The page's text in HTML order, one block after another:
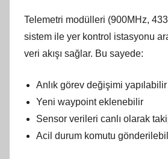
Telemetri modülleri (900MHz,
sistem ile yer kontrol istasyonu
veri akışı sağlar. Bu sayede:
Anlık görev değişimi yapılabilir
Yeni waypoint eklenebilir
Sensor verileri canlı olarak
Acil durum komutu